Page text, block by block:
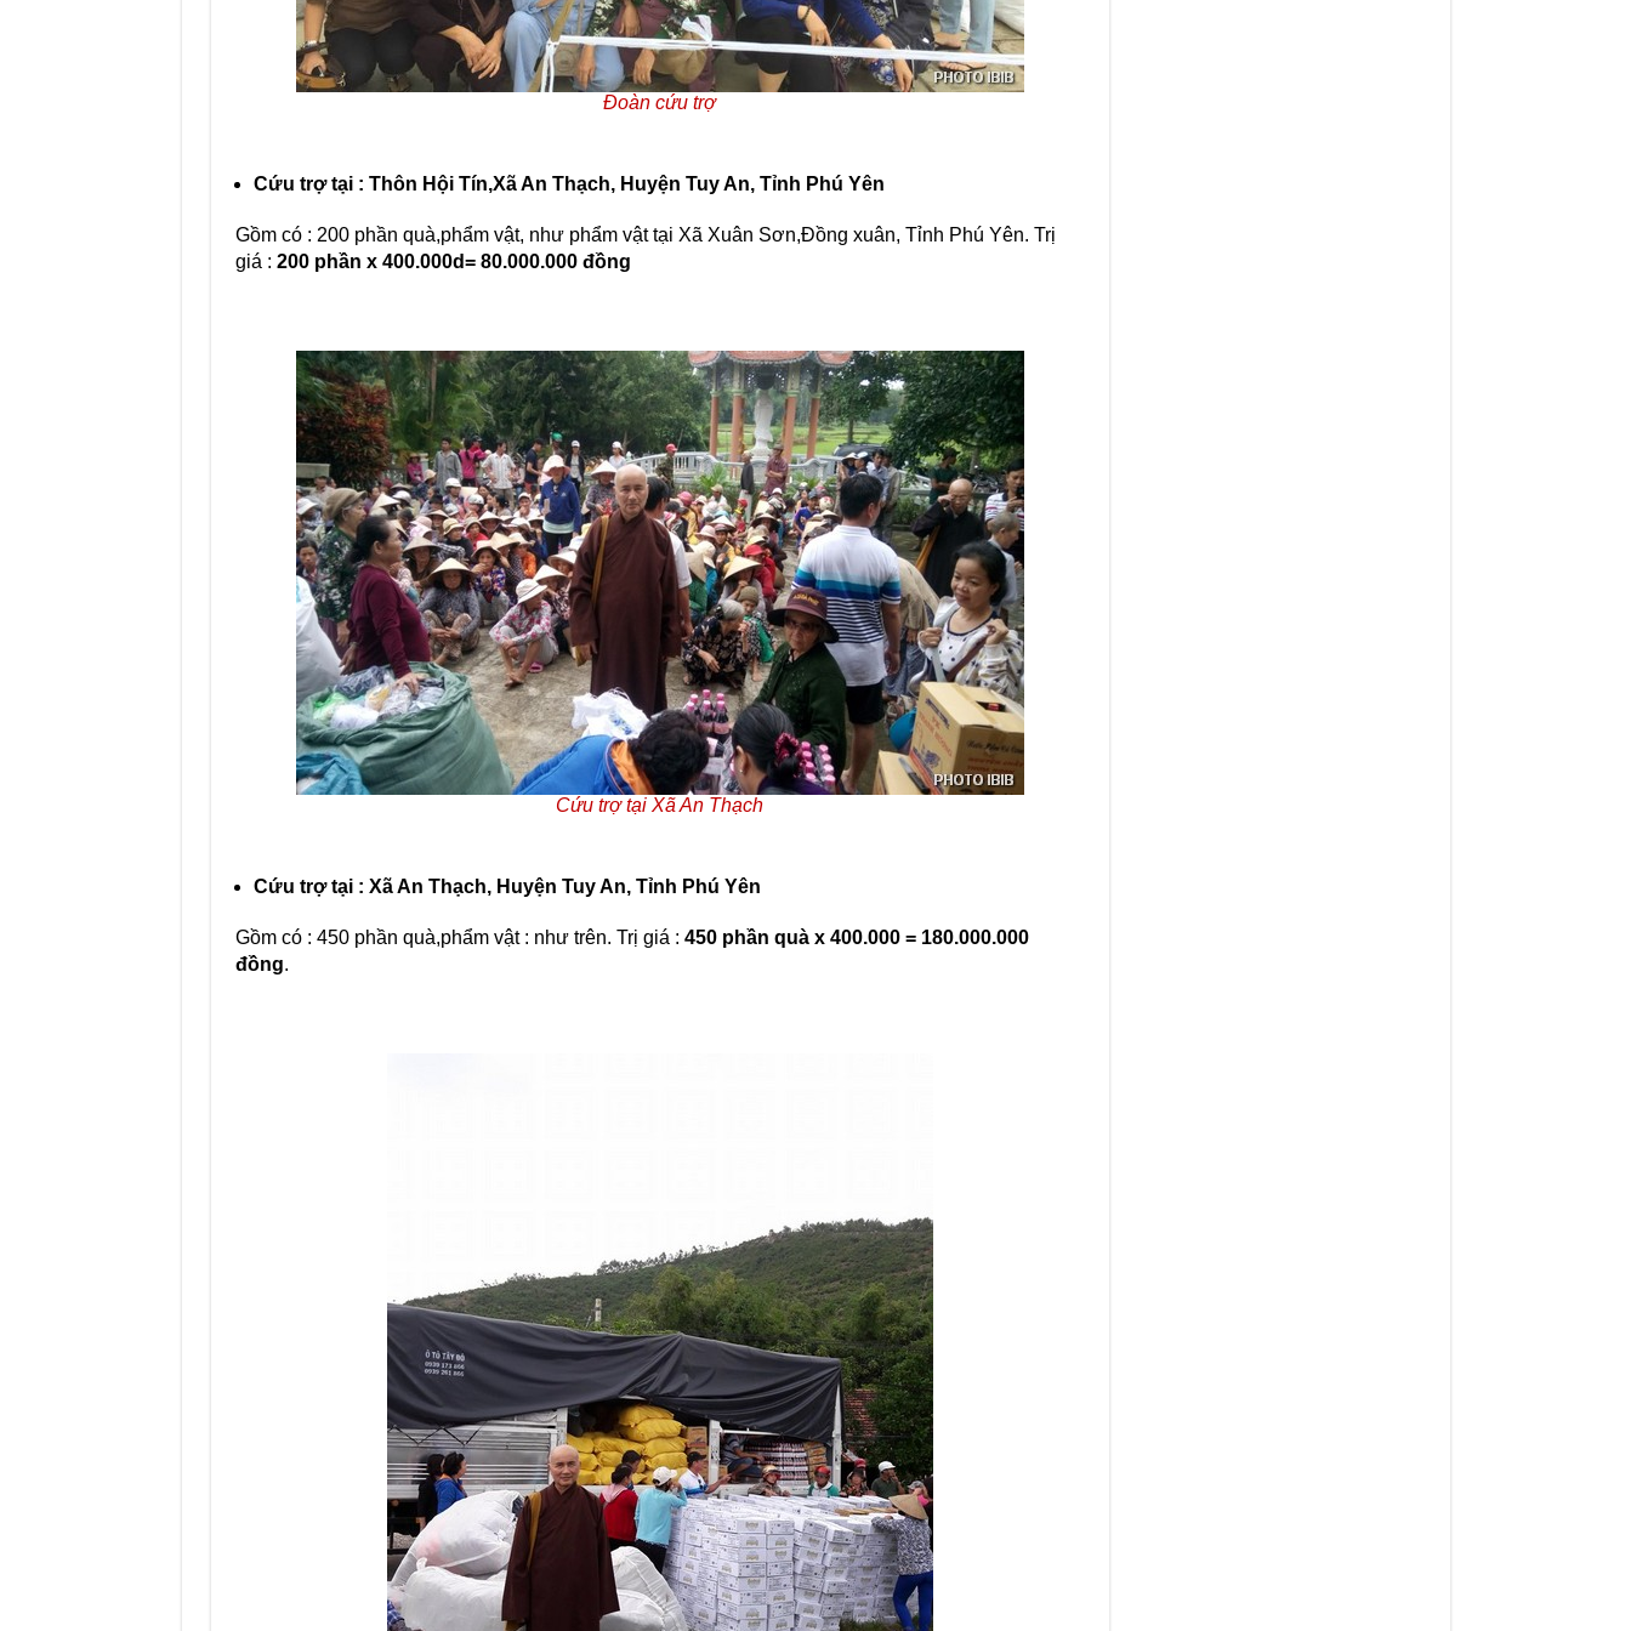
Đoàn cứu trợ
Cứu trợ tại : Thôn Hội Tín,Xã An Thạch, Huyện Tuy An, Tỉnh Phú Yên
Gồm có : 200 phần quà,phẩm vật, như phẩm vật tại Xã Xuân Sơn,Đồng xuân, Tỉnh Phú Yên. Trị
giá : 200 phần x 400.000d= 80.000.000 đồng
Cứu trợ tại Xã An Thạch
Cứu trợ tại : Xã An Thạch, Huyện Tuy An, Tỉnh Phú Yên
Gồm có : 450 phần quà,phẩm vật : như trên. Trị giá : 450 phần quà x 400.000 = 180.000.000
đồng.